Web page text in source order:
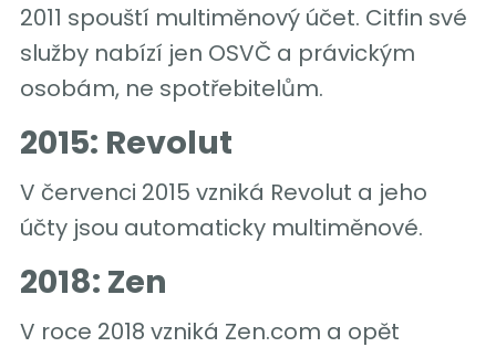
2011 spouští multiměnový účet. Citfin své
služby nabízí jen OSVČ a právickým
osobám, ne spotřebitelům.
2015: Revolut
V červenci 2015 vzniká Revolut a jeho
účty jsou automaticky multiměnové.
2018: Zen
V roce 2018 vzniká Zen.com a opět